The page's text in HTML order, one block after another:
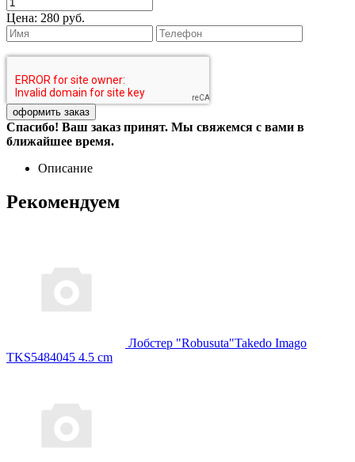
Цена: 280 руб.
Спасибо! Ваш заказ принят. Мы свяжемся с вами в
ближайшее время.
Описание
Рекомендуем
Лобстер "Robusuta"Takedo Imago
TKS5484045 4.5 cm